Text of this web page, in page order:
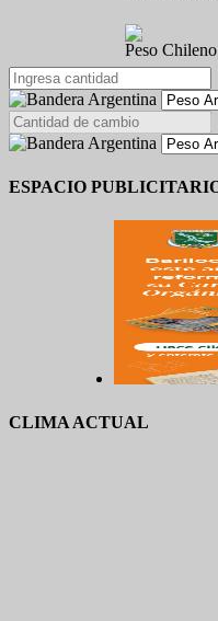
Peso Chileno
ESPACIO
CLIMA ACTUAL